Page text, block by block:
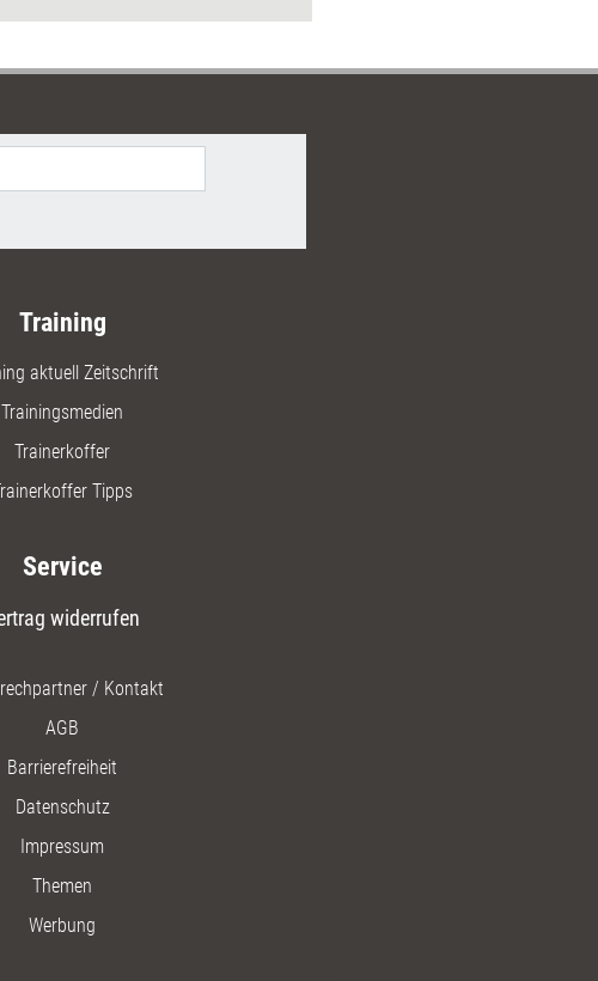
Training
aktuell Zeitschrift
Trainingsmedien
Trainerkoffer
Tipps
Service
widerrufen
/ Kontakt
AGB
Barrierefreiheit
Datenschutz
Impressum
Themen
Werbung